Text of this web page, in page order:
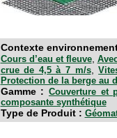
Contexte
Cours d’eau et fleuve,
crue de 4,5 à 7 m/s,
Protection de la berge au
Gamme : Couverture et
composante synthétique
Type de Produit :